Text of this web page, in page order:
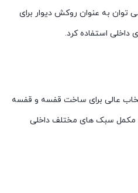
توان به عنوان روکش دیوار برای
داخلی استفاده کرد.
عالی برای ساخت قفسه و قفسه
مکمل سبک های مختلف داخلی